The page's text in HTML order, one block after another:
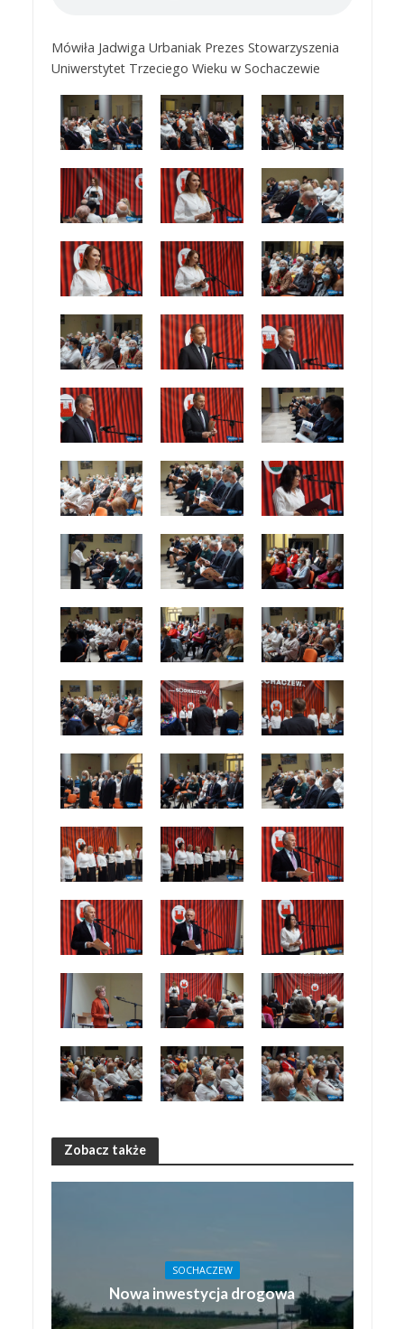
Mówiła Jadwiga Urbaniak Prezes Stowarzyszenia
Uniwerstytet Trzeciego Wieku w Sochaczewie
Zobacz także
SOCHACZEW
Nowa inwestycja drogowa